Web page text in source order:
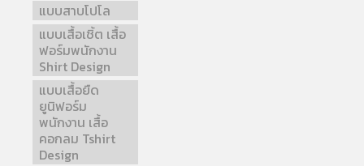
แบบสาบโปโล
แบบเสื้อเชิ้ต เสื้อ
ฟอร์มพนักงาน
Shirt Design
แบบเสื้อยืด
ยูนิฟอร์ม
พนักงาน เสื้อ
คอกลม Tshirt
Design